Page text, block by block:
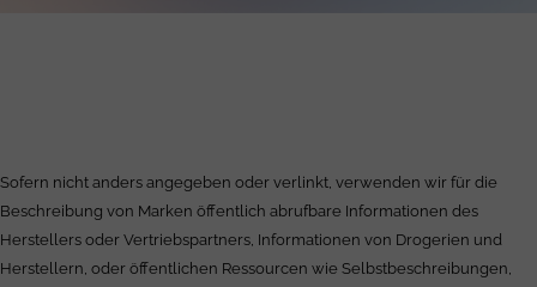
Sofern nicht anders angegeben oder verlinkt, verwenden wir für die
Beschreibung von Marken öffentlich abrufbare Informationen des
Herstellers oder Vertriebspartners, Informationen von Drogerien und
Herstellern, oder öffentlichen Ressourcen wie Selbstbeschreibungen,